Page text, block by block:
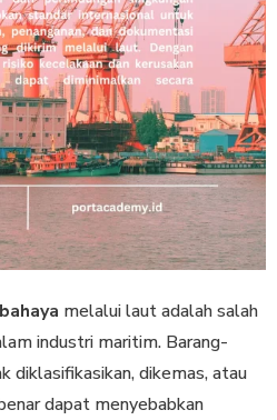
melalui laut adalah salah
industri maritim. Barang-
diklasifikasikan, dikemas, atau
dapat menyebabkan